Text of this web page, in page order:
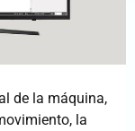
de la máquina,
la